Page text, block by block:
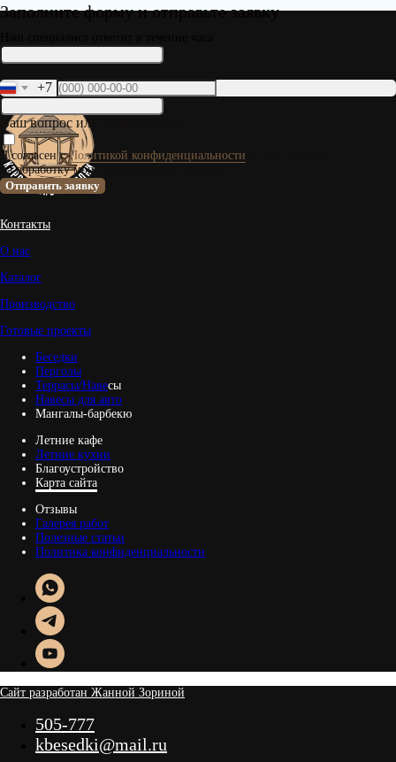
Заполните форму и отправьте заявку
+7
Ваш вопрос или комментарий
Я согласен сПолитикой конфиденциальности
на обработку моих персональных данных
Отправить заявку
Контакты
О нас
Каталог
Производство
Готовые проекты
Беседки
Перголы
Террасы/Навесы
Навесы для авто
Мангалы-барбекю
Летние кафе
Летние кухни
Благоустройство
Карта сайта
Отзывы
Галерея работ
Полезные статьи
Политика конфиденциальности
Сайт разработан Жанной Зориной
505-777
kbesedki@mail.ru